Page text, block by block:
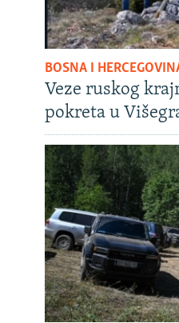
BOSNA I
Veze ruskog
pokreta u